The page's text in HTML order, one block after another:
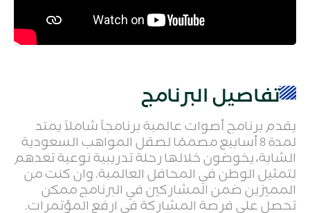
تفاصيل البرنامج
يقدم برنامج أصوات عالمية برنامجاً شاملاً يمتد
لمدة 8 أسابيع مصممًا لصقل المواهب السعودية
الشابة، يخوضون خلالها رحلة تدريبية نوعية تعدهم
لتمثيل الوطن في المحافل العالمية. وان كنت من
المميزين ضمن المشاركين في البرنامج ممكن
تحصل على فرصة المشاركة في ارفع المؤتمرات.